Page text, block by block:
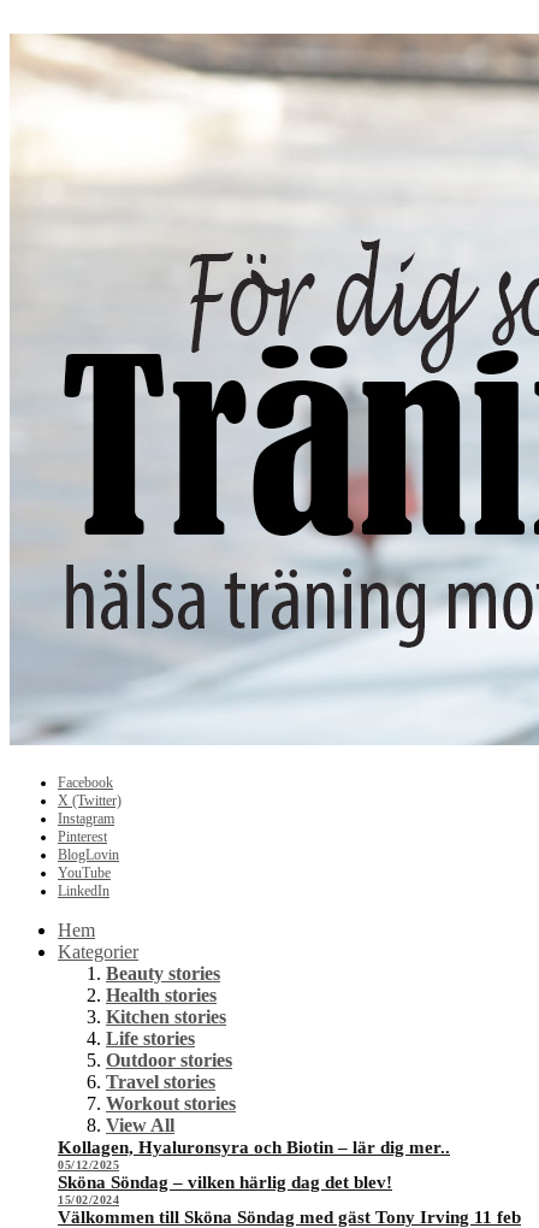
Facebook
X (Twitter)
Instagram
Pinterest
BlogLovin
YouTube
LinkedIn
Hem
Kategorier
Beauty stories
Health stories
Kitchen stories
Life stories
Outdoor stories
Travel stories
Workout stories
View All
Kollagen, Hyaluronsyra och Biotin – lär dig mer..
05/12/2025
Sköna Söndag – vilken härlig dag det blev!
15/02/2024
Välkommen till Sköna Söndag med gäst Tony Irving 11 feb